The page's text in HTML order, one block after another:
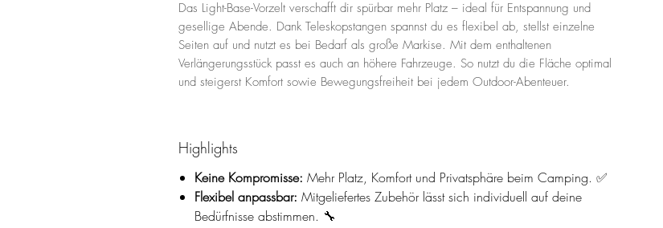
Das Light-Base-Vorzelt verschafft dir spürbar mehr Platz – ideal für Entspannung und
gesellige Abende. Dank Teleskopstangen spannst du es flexibel ab, stellst einzelne
Seiten auf und nutzt es bei Bedarf als große Markise. Mit dem enthaltenen
Verlängerungsstück passt es auch an höhere Fahrzeuge. So nutzt du die Fläche optimal
und steigerst Komfort sowie Bewegungsfreiheit bei jedem Outdoor-Abenteuer.
Highlights
Keine Kompromisse: Mehr Platz, Komfort und Privatsphäre beim Camping. ✅
Flexibel anpassbar: Mitgeliefertes Zubehör lässt sich individuell auf deine
Bedürfnisse abstimmen. 🔧